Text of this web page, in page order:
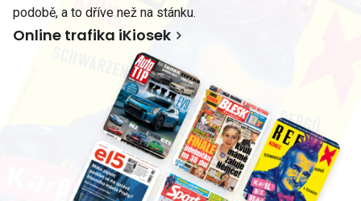
podobě, a to dříve než na stánku.
Online trafika iKiosek